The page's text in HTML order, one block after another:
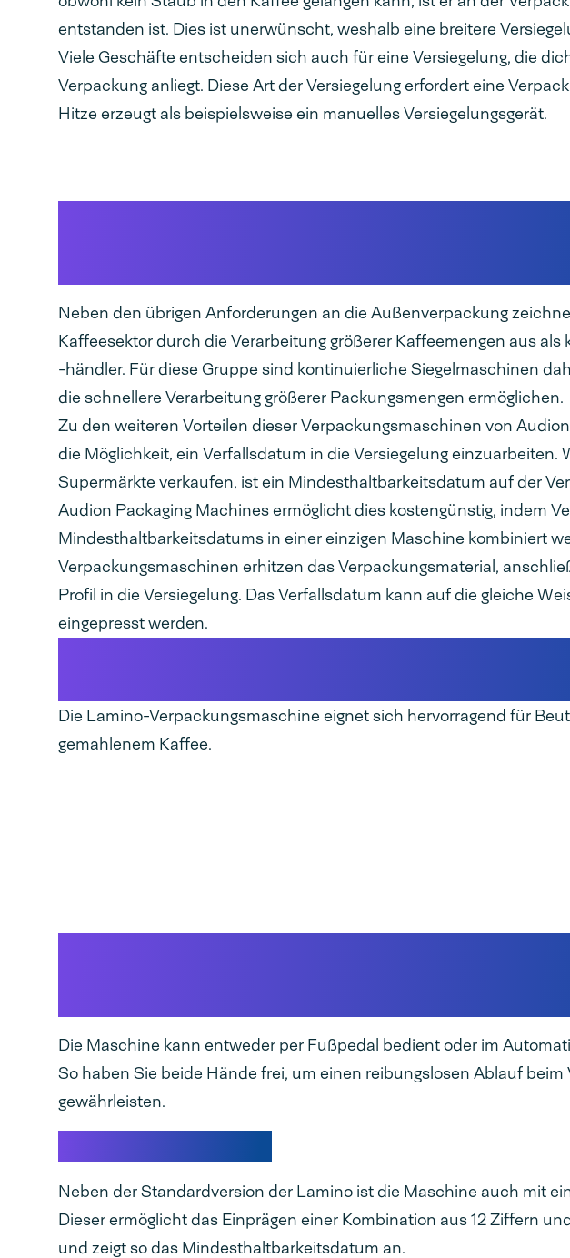
entstanden ist. Dies ist unerwünscht, weshalb eine breitere
Viele Geschäfte entscheiden sich auch für eine Versiegelung, die
Verpackung anliegt. Diese Art der Versiegelung erfordert eine
Hitze erzeugt als beispielsweise ein manuelles Versiegelungsgerät.
Neben den übrigen Anforderungen an die Außenverpackung
Kaffeesektor durch die Verarbeitung größerer Kaffeemengen aus
-händler. Für diese Gruppe sind kontinuierliche Siegelmaschinen
die schnellere Verarbeitung größerer Packungsmengen ermöglichen.
Zu den weiteren Vorteilen dieser Verpackungsmaschinen von
die Möglichkeit, ein Verfallsdatum in die Versiegelung einzuarbeiten.
Supermärkte verkaufen, ist ein Mindesthaltbarkeitsdatum auf der
Audion Packaging Machines ermöglicht dies kostengünstig, indem
Mindesthaltbarkeitsdatums in einer einzigen Maschine kombiniert
Verpackungsmaschinen erhitzen das Verpackungsmaterial,
Profil in die Versiegelung. Das Verfallsdatum kann auf die gleiche
eingepresst werden.
Die Lamino-Verpackungsmaschine eignet sich hervorragend für
gemahlenem Kaffee.
Die Maschine kann entweder per Fußpedal bedient oder im
So haben Sie beide Hände frei, um einen reibungslosen Ablauf
gewährleisten.
Neben der Standardversion der Lamino ist die Maschine auch mit
Dieser ermöglicht das Einprägen einer Kombination aus 12 Ziffern
und zeigt so das Mindesthaltbarkeitsdatum an.